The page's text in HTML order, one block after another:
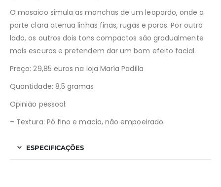
O mosaico simula as manchas de um leopardo, onde a
parte clara atenua linhas finas, rugas e poros. Por outro
lado, os outros dois tons compactos são gradualmente
mais escuros e pretendem dar um bom efeito facial.
Preço: 29,85 euros na loja María Padilla
Quantidade: 8,5 gramas
Opinião pessoal:
– Textura: Pó fino e macio, não empoeirado.
ESPECIFICAÇÕES